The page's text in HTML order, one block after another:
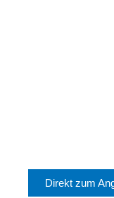
Direkt zum